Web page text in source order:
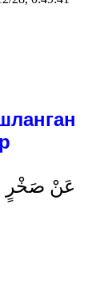
عَنْ صَخْرٍ